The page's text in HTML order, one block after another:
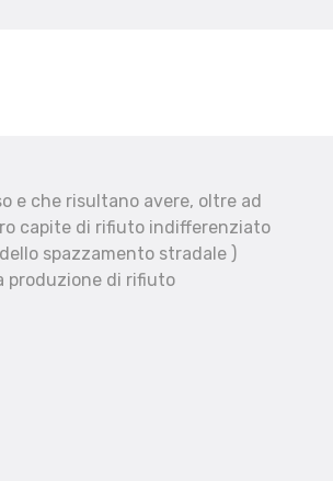
e che risultano avere, oltre ad
capite di rifiuto indifferenziato
spazzamento stradale )
produzione di rifiuto